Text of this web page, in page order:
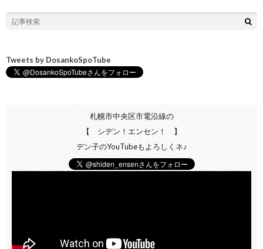
Tweets by DosankoSpoTube
札幌市中央区市電沿線の
【 シデン！エンセン！ 】
デン子のYouTubeもよろしくネ♪